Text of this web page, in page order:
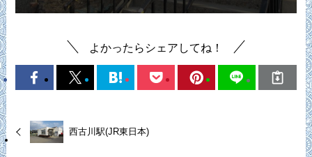
よかったらシェアしてね！
西古川駅(JR東日本)